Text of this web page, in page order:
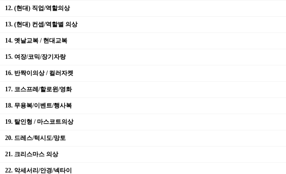
12. (현대) 직업/역할의상
13. (현대) 컨셉/역할별 의상
14. 옛날교복 / 현대교복
15. 여장/코믹/장기자랑
16. 반짝이의상 / 컬러자켓
17. 코스프레/할로윈/영화
18. 무용복/이벤트/행사복
19. 탈인형 / 마스코트의상
20. 드레스/턱시도/망토
21. 크리스마스 의상
22. 악세서리/안경/넥타이